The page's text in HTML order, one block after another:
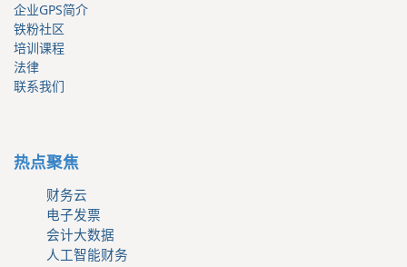
企业GPS简介
铁粉社区
培训课程
法律
联系我们
热点聚焦
财务云
电子发票
会计大数据
人工智能财务